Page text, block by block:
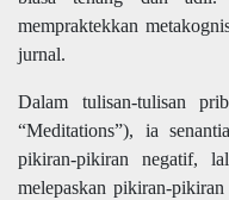
mempraktekkan
jurnal.
Dalam tulisan-tulisan
“Meditations”), ia
pikiran-pikiran negatif,
melepaskan pikiran-